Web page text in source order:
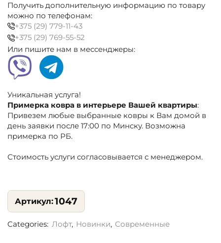
Получить дополнительную информацию по товару
можно по телефонам:
+375 (29) 779-11-43
+375 (29) 769-55-52
Или пишите нам в мессенджеры:
Уникальная услуга!
Примерка ковра в интерьере Вашей квартиры:
Привезем любые выбранные ковры к Вам домой в
день заявки после 17:00 по Минску. Возможна
примерка по РБ.
Стоимость услуги согласовывается с менеджером.
1047
Categories: Лофт, Новинки, Современные